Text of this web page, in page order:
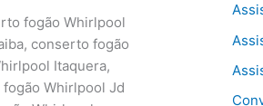
fogão Whirlpool
conserto fogão
Itaquera,
Whirlpool Jd